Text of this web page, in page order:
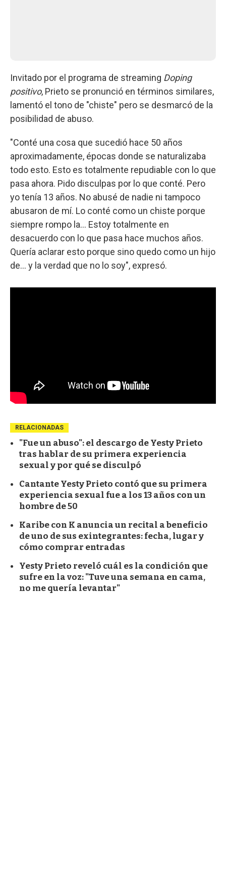
Invitado por el programa de streaming Doping
positivo, Prieto se pronunció en términos similares,
lamentó el tono de "chiste" pero se desmarcó de la
posibilidad de abuso.
"Conté una cosa que sucedió hace 50 años
aproximadamente, épocas donde se naturalizaba
todo esto. Esto es totalmente repudiable con lo que
pasa ahora. Pido disculpas por lo que conté. Pero
yo tenía 13 años. No abusé de nadie ni tampoco
abusaron de mí. Lo conté como un chiste porque
siempre rompo la... Estoy totalmente en
desacuerdo con lo que pasa hace muchos años.
Quería aclarar esto porque sino quedo como un hijo
de... y la verdad que no lo soy", expresó.
RELACIONADAS
"Fue un abuso": el descargo de Yesty Prieto
tras hablar de su primera experiencia
sexual y por qué se disculpó
Cantante Yesty Prieto contó que su primera
experiencia sexual fue a los 13 años con un
hombre de 50
Karibe con K anuncia un recital a beneficio
de uno de sus exintegrantes: fecha, lugar y
cómo comprar entradas
Yesty Prieto reveló cuál es la condición que
sufre en la voz: "Tuve una semana en cama,
no me quería levantar"